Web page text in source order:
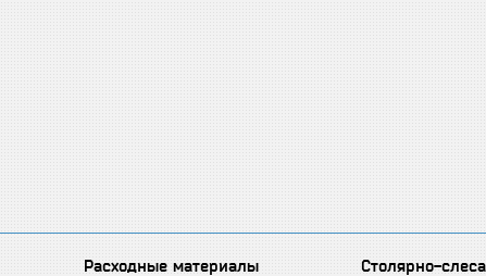
Расходные материалы
Столярно-